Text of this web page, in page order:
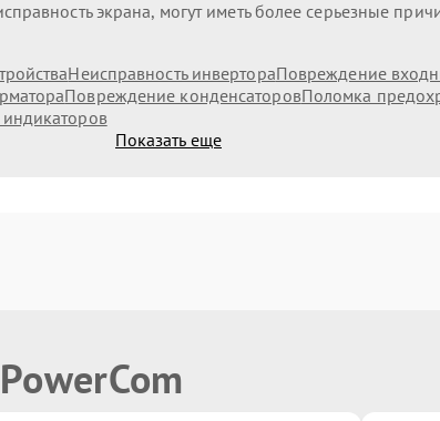
экрана, могут иметь более серьезные
Неисправность инвертораПовреждение
Повреждение конденсаторовПоломка
Показать еще